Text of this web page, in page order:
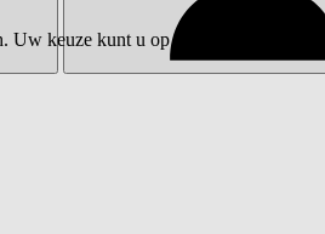
Uw keuze kunt u op elk moment